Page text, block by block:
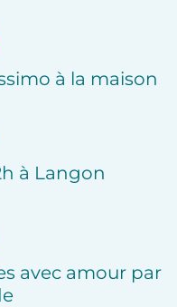
à la maison
à Langon
avec amour par